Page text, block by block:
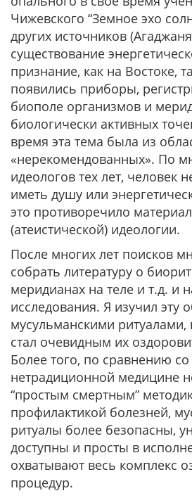
Чижевского “Земное эхо
других источников
существование
признание, как на Востоке,
появились приборы,
биополе организмов и
биологически активных
время эта тема была из
«нерекомендованных». По
идеологов тех лет, человек
иметь душу или
это противоречило
(атеистической) идеологии.
После многих лет поисков
собрать литературу о
меридианах на теле и т.д. и
исследования. Я изучил эту
мусульманскими ритуалами,
стал очевидным их
Более того, по сравнению
нетрадиционной медицине
“простым смертным”
профилактикой болезней,
ритуалы более безопасны,
доступны и просты в
охватывают весь комплекс
процедур.